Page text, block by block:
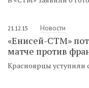
21.12.15 Новости
«Енисей-СТМ»
матче против
Красноярцы уступили